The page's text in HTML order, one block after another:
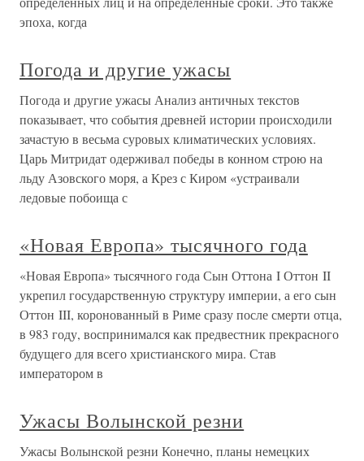
эпоха, когда
Погода и другие ужасы
Погода и другие ужасы Анализ античных текстов
показывает, что события древней истории происходили
зачастую в весьма суровых климатических условиях.
Царь Митридат одерживал победы в конном строю на
льду Азовского моря, а Крез с Киром «устраивали
ледовые побоища с
«Новая Европа» тысячного года
«Новая Европа» тысячного года Сын Оттона I Оттон II
укрепил государственную структуру империи, а его сын
Оттон III, коронованный в Риме сразу после смерти отца,
в 983 году, воспринимался как предвестник прекрасного
будущего для всего христианского мира. Став
императором в
Ужасы Волынской резни
Ужасы Волынской резни Конечно, планы немецких